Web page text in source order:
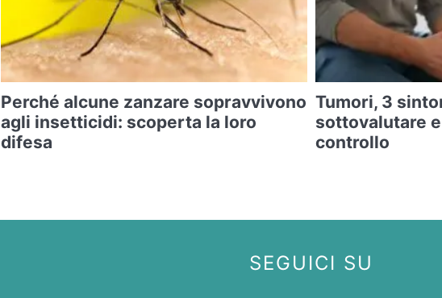
Perché alcune zanzare sopravvivono
agli insetticidi: scoperta la loro
difesa
Tumori, 3
sottovalutare
controllo
SEGUICI SU